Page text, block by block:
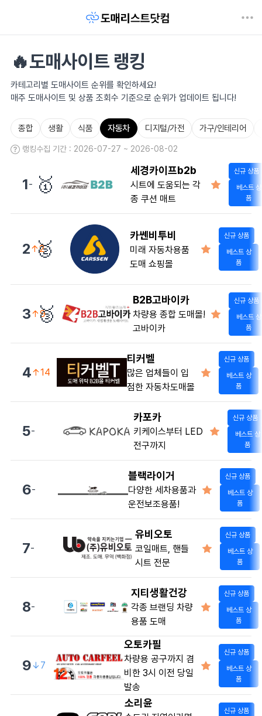
🔥도매사이트 랭킹
카테고리별 도매사이트 순위를 확인하세요!
매주 도매사이트 및 상품 조회수 기준으로 순위가 업데이트 됩니다!
종합 생활 식품 자동차 디지털/가전 가구/인테리어
랭킹수집 기간 : 2026-07-27 ~ 2026-08-02
1- 🥇
세경카이프b2b
시트에 도움되는 각
종 쿠션 매트
신규 상품
베스트 상
품
2↑2
🥈
카쎈비투비
미래 자동차용품
도매 쇼핑몰
신규 상품
베스트 상
품
3↑9
🥉
B2B고바이카
차량용 종합 도매몰!
고바이카
신규 상품
베스트 상
품
4↑14
티커벨
많은 업체들이 입
점한 자동차도매몰
신규 상품
베스트 상
품
5-
카포카
키케이스부터 LED
전구까지
신규 상품
베스트 상
품
6-
블랙라이거
다양한 세차용품과
운전보조용품!
신규 상품
베스트 상
품
7-
유비오토
코일매트, 핸들
시트 전문
신규 상품
베스트 상
품
8-
지티생활건강
각종 브랜딩 차량
용품 도매
신규 상품
베스트 상
품
9↓7
오토카필
차량용 공구까지 겸
비한 3시 이전 당일
발송
신규 상품
베스트 상
품
소리윤
신규 상품